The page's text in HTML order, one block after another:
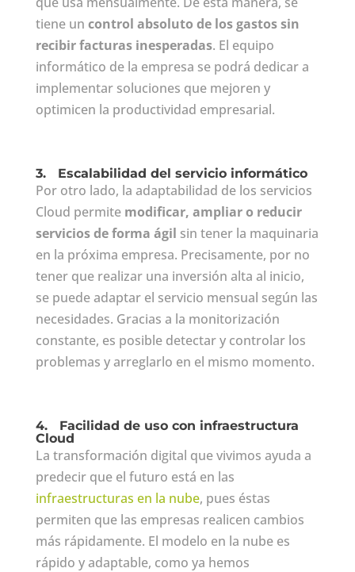
tiene un control absoluto de los gastos sin
recibir facturas inesperadas. El equipo
informático de la empresa se podrá dedicar a
implementar soluciones que mejoren y
optimicen la productividad empresarial.
3. Escalabilidad del servicio informático
Por otro lado, la adaptabilidad de los servicios
Cloud permitemodificar, ampliar o reducir
servicios de forma ágil sin tener la maquinaria
en la próxima empresa. Precisamente, por no
tener que realizar una inversión alta al inicio,
se puede adaptar el servicio mensual según las
necesidades. Gracias a la monitorización
constante, es posible detectar y controlar los
problemas y arreglarlo en el mismo momento.
4. Facilidad de uso con infraestructura
Cloud
La transformación digital que vivimos ayuda a
predecir que el futuro está en las
infraestructuras en la nube, pues éstas
permiten que las empresas realicen cambios
más rápidamente. El modelo en la nube es
rápido y adaptable, como ya hemos